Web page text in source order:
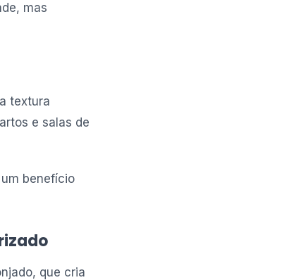
mas
textura
e salas de
benefício
que cria